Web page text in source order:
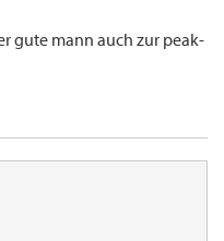
gute mann auch zur peak-